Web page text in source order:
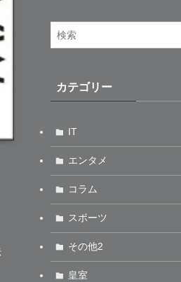
カテゴリー
IT
エンタメ
コラム
スポーツ
その他2
皇室